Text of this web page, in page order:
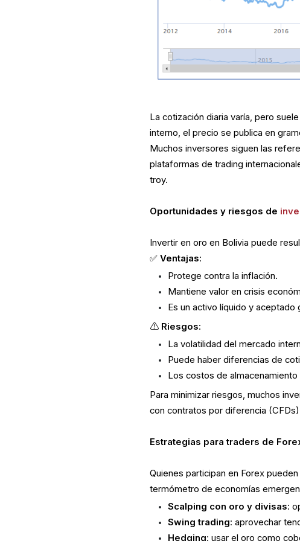
La cotización diaria varía, pero
interno, el precio se publica en
Muchos inversores siguen las
plataformas de trading
troy.
Oportunidades y riesgos de
Invertir en oro en Bolivia puede
✅Ventajas:
Protege contra la inflación.
Mantiene valor en crisis
Es un activo líquido y aceptado
⚠️ Riesgos:
La volatilidad del mercado
Puede haber diferencias de
Los costos de
Para minimizar riesgos, muchos
con contratos por diferencia
Estrategias para traders de
Quienes participan en Forex
termómetro de economías
Scalping con oro y divisas:
Swing trading: aprovechar
Hedging: usar el oro como